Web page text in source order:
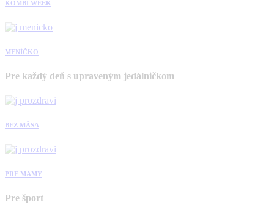
KOMBI WEEK
MENÍČKO
Pre každý deň s upraveným jedálničkom
BEZ MÄSA
PRE MAMY
Pre šport